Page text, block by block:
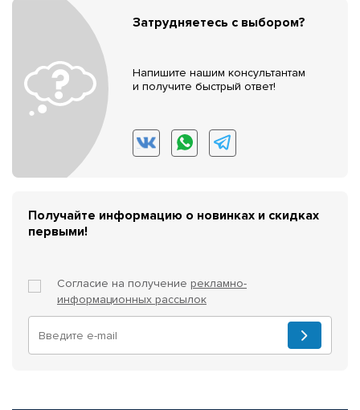
Затрудняетесь с выбором?
Напишите нашим консультантам
и получите быстрый ответ!
Получайте информацию о новинках и скидках
первыми!
Согласие на получение рекламно-
информационных рассылок